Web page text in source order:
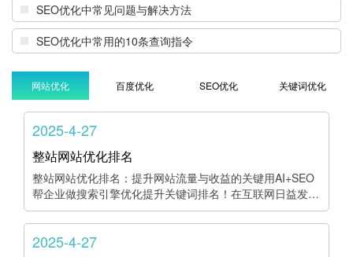
SEO优化中常见问题与解决方法
SEO优化中常用的10条查询指令
网站优化 百度优化 SEO优化 关键词优化
2025-4-27
整站网站优化排名
整站网站优化排名：提升网站流量与收益的关键用AI+SEO
帮企业做搜索引擎优化提升关键词排名！在互联网日益发…
2025-4-27